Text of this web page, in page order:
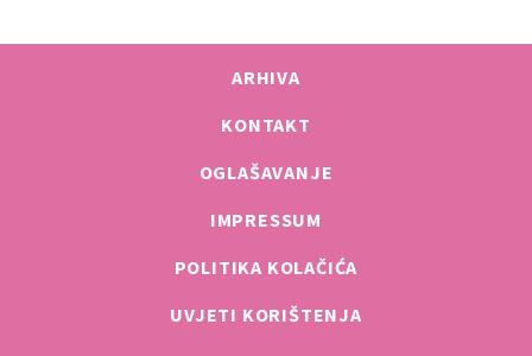
ARHIVA
KONTAKT
OGLAŠAVANJE
IMPRESSUM
POLITIKA KOLAČIĆA
UVJETI KORIŠTENJA